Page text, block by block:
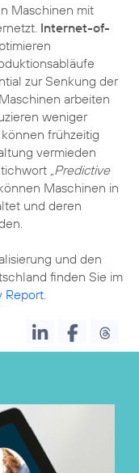
Maschinen mit
Internet-of-
zur Senkung der
arbeiten
weniger
frühzeitig
vermieden
„Predictive
Maschinen in
und deren
und den
finden Sie im
Report